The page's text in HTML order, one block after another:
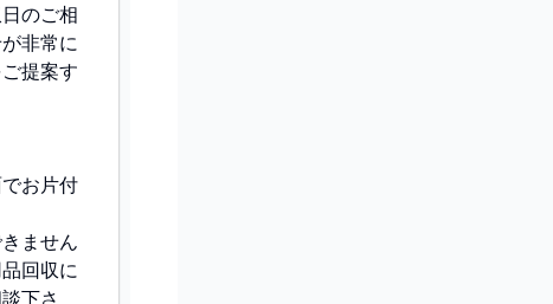
のご相
非常に
提案す
お片付
ません
回収に
下さ